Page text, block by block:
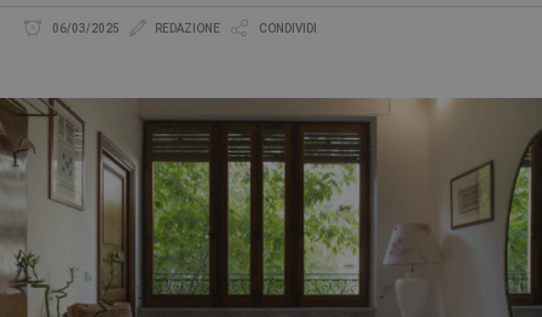
06/03/2025 REDAZIONE CONDIVIDI